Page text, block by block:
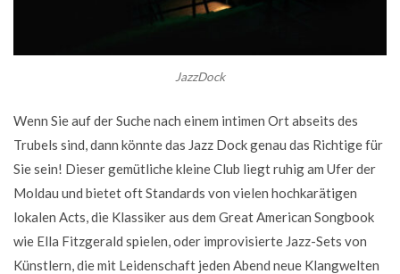
JazzDock
Wenn Sie auf der Suche nach einem intimen Ort abseits des
Trubels sind, dann könnte das Jazz Dock genau das Richtige für
Sie sein! Dieser gemütliche kleine Club liegt ruhig am Ufer der
Moldau und bietet oft Standards von vielen hochkarätigen
lokalen Acts, die Klassiker aus dem Great American Songbook
wie Ella Fitzgerald spielen, oder improvisierte Jazz-Sets von
Künstlern, die mit Leidenschaft jeden Abend neue Klangwelten